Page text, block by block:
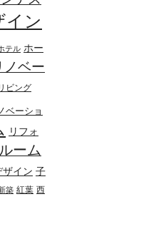
イン
テル ホー
ノベー
ビング
ベーショ
リフォ
ルーム
ザイン 子
築 紅葉 西